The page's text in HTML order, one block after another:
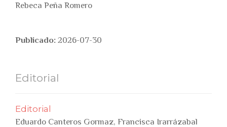
Rebeca Peña Romero
Publicado: 2026-07-30
Editorial
Editorial
Eduardo Canteros Gormaz, Francisca Irarrázabal